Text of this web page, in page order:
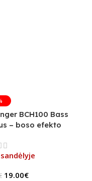
BCH100 Bass
– boso efekto
19.00€